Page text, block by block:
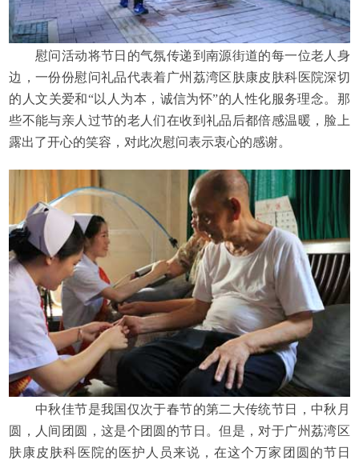
慰问活动将节日的气氛传递到南源街道的每一位老人身
边，一份份慰问礼品代表着广州荔湾区肤康皮肤科医院深切
的人文关爱和“以人为本，诚信为怀”的人性化服务理念。那
些不能与亲人过节的老人们在收到礼品后都倍感温暖，脸上
露出了开心的笑容，对此次慰问表示衷心的感谢。
中秋佳节是我国仅次于春节的第二大传统节日，中秋月
圆，人间团圆，这是个团圆的节日。但是，对于广州荔湾区
肤康皮肤科医院的医护人员来说，在这个万家团圆的节日
电话预约 在线预约